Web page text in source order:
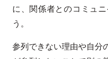
に、関係者とのコミュ
う。
参列できない理由や自分